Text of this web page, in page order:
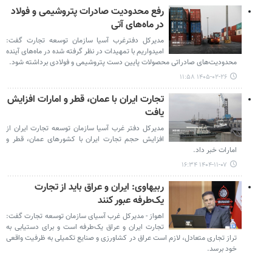
رفع محدودیت‌ صادرات پتروشیمی و فولاد
در ماه‌های آتی
مدیرکل دفترغرب آسیا سازمان توسعه تجارت گفت:
امیدواریم با تمهیدات در نظر گرفته شده در ماه‌های آینده
محدودیت‌های صادراتی محصولات پایین دست پتروشیمی و فولادی برداشته شود.
۱۴۰۵-۰۲-۲۶ ۱۱:۵۸
تجارت ایران با عمان، قطر و امارات افزایش
یافت
مدیرکل دفتر غرب آسیا سازمان توسعه تجارت ایران از
افزایش حجم تجارت ایران با کشورهای عمان، قطر و
امارات خبر داد.
۱۴۰۴-۱۱-۰۷ ۱۶:۳۴
ربیهاوی: ایران و عراق باید از تجارت
یک‌طرفه عبور کنند
اهواز - مدیرکل غرب آسیای سازمان توسعه تجارت گفت:
تجارت ایران و عراق یک‌طرفه است و برای دستیابی به
تراز تجاری متعادل، لازم است عراق در کشاورزی و صنایع تکمیلی به ظرفیت واقعی
خود برسد.